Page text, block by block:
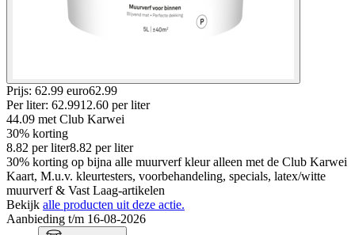
Prijs: 62.99 euro62.99
Per liter: 62.9912.60 per liter
44.09 met Club Karwei
30% korting
8.82 per liter8.82 per liter
30% korting op bijna alle muurverf kleur alleen met de Club Karwei
Kaart, M.u.v. kleurtesters, voorbehandeling, specials, latex/witte
muurverf & Vast Laag-artikelen
Bekijk alle producten uit deze actie.
Aanbieding t/m 16-08-2026